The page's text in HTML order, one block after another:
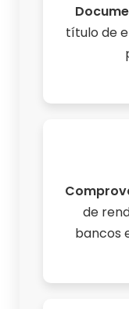
título de
de
bancos